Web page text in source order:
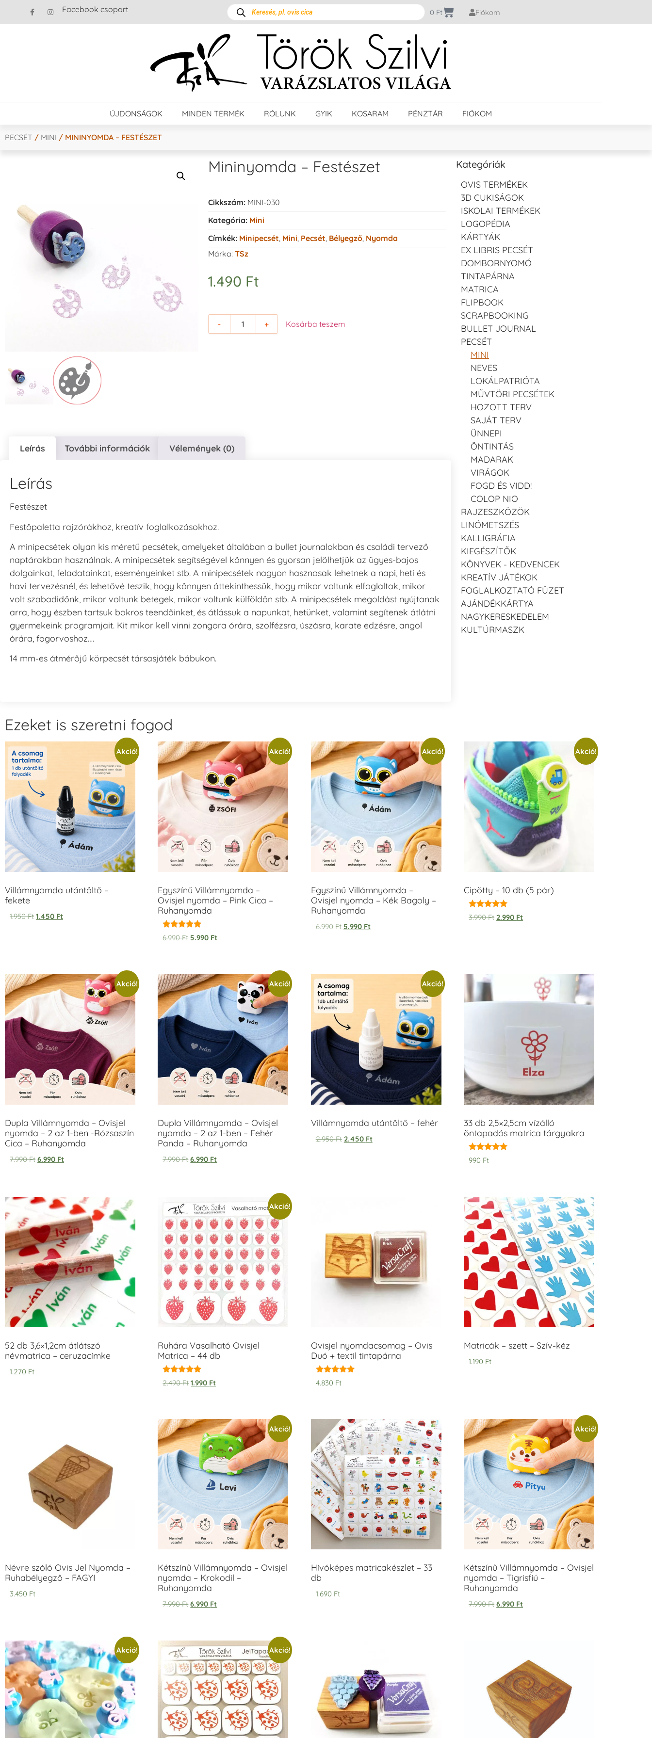
Facebook csoport 0 Ft Fiókom
ÚJDONSÁGOK MINDEN TERMÉK RÓLUNK GYIK KOSARAM PÉNZTÁR FIÓKOM
PECSÉT / MINI / MININYOMDA – FESTÉSZET
Mininyomda – Festészet
Cikkszám: MINI-030
Kategória: Mini
Címkék: Minipecsét Mini Pecsét Bélyegző, Nyomda
Márka: TSz
1.490 Ft
- + Kosárba teszem
Leírás További információk Vélemények (0)
Leírás
Festészet
Festőpaletta rajzórákhoz, kreatív foglalkozásokhoz.
A minipecsétek olyan kis méretű pecsétek, amelyeket általában a bullet journalokban és családi tervező
naptárakban használnak. A minipecsétek segítségével könnyen és gyorsan jelölhetjük az ügyes-bajos
dolgainkat, feladatainkat, eseményeinket stb. A minipecsétek nagyon hasznosak lehetnek a napi, heti és
havi tervezésnél, és lehetővé teszik, hogy könnyen áttekinthessük, hogy mikor voltunk elfoglaltak, mikor
volt szabadidőnk, mikor voltunk betegek, mikor voltunk külföldön stb. A minipecsétek megoldást nyújtanak
arra, hogy észben tartsuk bokros teendőinket, és átlássuk a napunkat, hetünket, valamint segítenek átlátni
gyermekeink programjait. Kit mikor kell vinni zongora órára, szolfézsra, úszásra, karate edzésre, angol
órára, fogorvoshoz….
14 mm-es átmérőjű körpecsét társasjáték bábukon.
Kategóriák
OVIS TERMÉKEK
3D CUKISÁGOK
ISKOLAI TERMÉKEK
LOGOPÉDIA
KÁRTYÁK
EX LIBRIS PECSÉT
DOMBORNYOMÓ
TINTAPÁRNA
MATRICA
FLIPBOOK
SCRAPBOOKING
BULLET JOURNAL
PECSÉT
MINI
NEVES
LOKÁLPATRIÓTA
MŰVTÖRI PECSÉTEK
HOZOTT TERV
SAJÁT TERV
ÜNNEPI
ÖNTINTÁS
MADARAK
VIRÁGOK
FOGD ÉS VIDD!
COLOP NIO
RAJZESZKÖZÖK
LINÓMETSZÉS
KALLIGRÁFIA
KIEGÉSZÍTŐK
KÖNYVEK - KEDVENCEK
KREATÍV JÁTÉKOK
FOGLALKOZTATÓ FÜZET
AJÁNDÉKKÁRTYA
NAGYKERESKEDELEM
KULTÚRMASZK
Ezeket is szeretni fogod
Akció!
Villámnyomda utántöltő –
fekete
1.950Ft 1.450 Ft
Akció!
Egyszínű Villámnyomda –
Ovisjel nyomda – Pink Cica –
Ruhanyomda
Értékelés:
5.00
6.990Ft 5.990 Ft
Akció!
Egyszínű Villámnyomda –
Ovisjel nyomda – Kék Bagoly –
Ruhanyomda
6.990Ft 5.990 Ft
Akció!
Cipötty – 10 db (5 pár)
Értékelés:
5.00
3.990Ft 2.990 Ft
Akció!
Dupla Villámnyomda – Ovisjel
nyomda – 2 az 1-ben -Rózsaszín
Cica – Ruhanyomda
7.990Ft 6.990 Ft
Akció!
Dupla Villámnyomda – Ovisjel
nyomda – 2 az 1-ben – Fehér
Panda – Ruhanyomda
7.990Ft 6.990 Ft
Akció!
Villámnyomda utántöltő – fehér
2.950Ft 2.450 Ft
33 db 2,5×2,5cm vízálló
öntapadós matrica tárgyakra
Értékelés:
5.00
990 Ft
52 db 3,6×1,2cm átlátszó
névmatrica – ceruzacímke
1.270 Ft
Akció!
Ruhára Vasalható Ovisjel
Matrica – 44 db
Értékelés:
5.00
2.490Ft 1.990 Ft
Ovisjel nyomdacsomag – Ovis
Duó + textil tintapárna
Értékelés:
5.00
4.830 Ft
Matricák – szett – Szív-kéz
1.190 Ft
Névre szóló Ovis Jel Nyomda –
Ruhabélyegző – FAGYI
3.450 Ft
Akció!
Kétszínű Villámnyomda – Ovisjel
nyomda – Krokodil –
Ruhanyomda
7.990Ft 6.990 Ft
Hívóképes matricakészlet – 33
db
1.690 Ft
Akció!
Kétszínű Villámnyomda – Ovisjel
nyomda – Tigrisfiú –
Ruhanyomda
7.990Ft 6.990 Ft
Akció! Akció!